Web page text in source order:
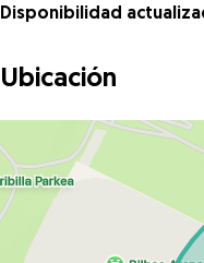
Disponibilidad
Ubicación